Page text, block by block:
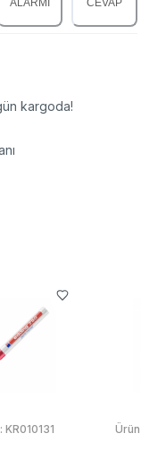
ALARMI
CEVAP
kargoda!
KR010131